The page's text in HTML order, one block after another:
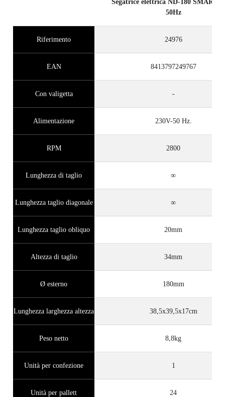
Segatrice elettrica ND-180 SMART
50Hz
Riferimento 24976
EAN 8413797249767
Con valigetta -
Alimentazione 230V-50 Hz.
RPM 2800
Lunghezza di taglio ∞
Lunghezza taglio diagonale ∞
Lunghezza taglio obliquo 20mm
Altezza di taglio 34mm
Ø esterno 180mm
Lunghezza larghezza altezza 38,5x39,5x17cm
Peso netto 8,8kg
Unità per confezione 1
Unità per pallett 24